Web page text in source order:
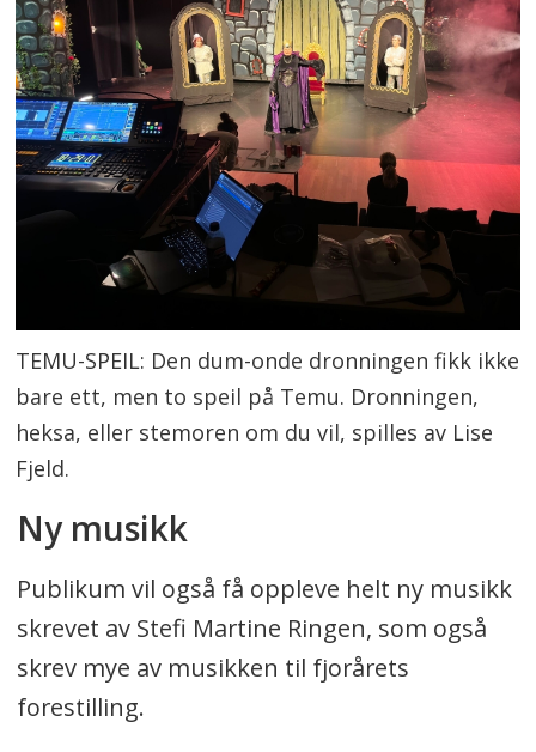
TEMU-SPEIL: Den dum-onde dronningen fikk ikke
bare ett, men to speil på Temu. Dronningen,
heksa, eller stemoren om du vil, spilles av Lise
Fjeld.
Ny musikk
Publikum vil også få oppleve helt ny musikk
skrevet av Stefi Martine Ringen, som også
skrev mye av musikken til fjorårets
forestilling.